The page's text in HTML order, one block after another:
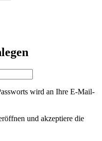
wird an Ihre E-Mail-
und akzeptiere die